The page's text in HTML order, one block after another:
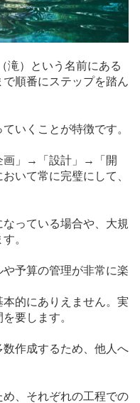
滝）という名前にある
順番にステップを踏ん
いくことが特徴です。
画」→「設計」→「開
いて常に完璧にして、
っている場合や、大規
。
予算の管理が非常に楽
的にありえません。実
要します。
作成するため、他人へ
、それぞれの工程での